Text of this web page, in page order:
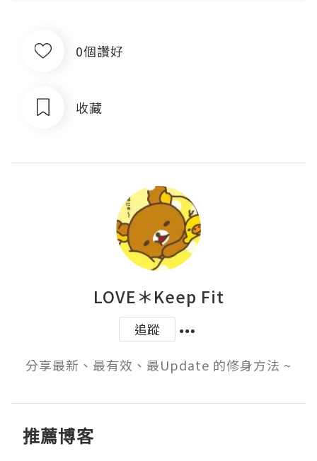
0個讚好
收藏
LOVE＊Keep Fit
追蹤
分享最新、最有效、最Update 的修身方法 ~
推薦博客